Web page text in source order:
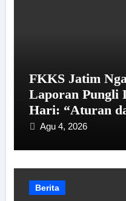
FKKS Jatim
Laporan Pungli
Hari: “Aturan
Agu 4, 2026
Berita